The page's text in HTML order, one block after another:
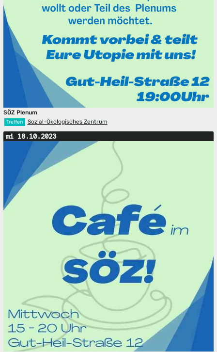
SÖZ Plenum
Treffen Sozial-Ökologisches Zentrum
mi 18.10.2023